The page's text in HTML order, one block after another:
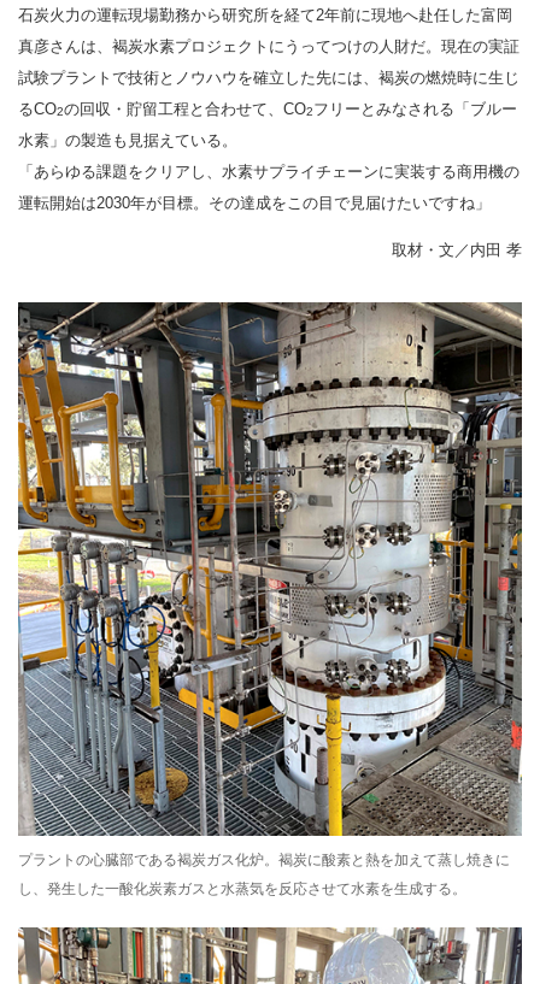
石炭火力の運転現場勤務から研究所を経て2年前に現地へ赴任した富岡
真彦さんは、褐炭水素プロジェクトにうってつけの人財だ。現在の実証
試験プラントで技術とノウハウを確立した先には、褐炭の燃焼時に生じ
るCO2の回収・貯留工程と合わせて、CO2フリーとみなされる「ブルー
水素」の製造も見据えている。
「あらゆる課題をクリアし、水素サプライチェーンに実装する商用機の
運転開始は2030年が目標。その達成をこの目で見届けたいですね」
取材・文／内田 孝
プラントの心臓部である褐炭ガス化炉。褐炭に酸素と熱を加えて蒸し焼きに
し、発生した一酸化炭素ガスと水蒸気を反応させて水素を生成する。